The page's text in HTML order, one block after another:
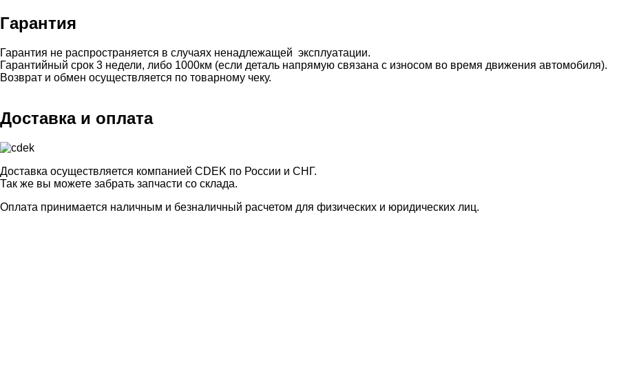
Гарантия
Гарантия не распространяется в случаях ненадлежащей эксплуатации.
Гарантийный срок 3 недели, либо 1000км (если деталь напрямую связана с износом во время движения автомобиля).
Возврат и обмен осуществляется по товарному чеку.
Доставка и оплата
Доставка осуществляется компанией CDEK по России и СНГ.
Так же вы можете забрать запчасти со склада.
Оплата принимается наличным и безналичный расчетом для физических и юридических лиц.